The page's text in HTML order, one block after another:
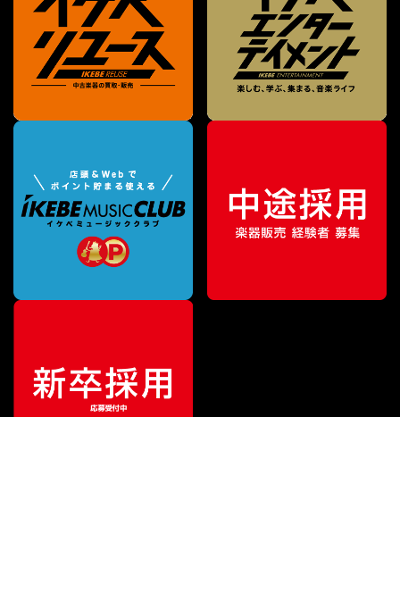
販売価格¥3,960（税込）